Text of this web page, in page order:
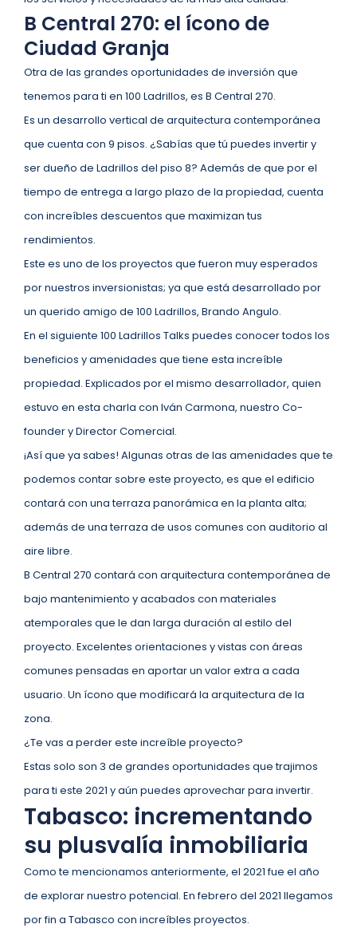
B Central 270: el ícono de
Ciudad Granja
Otra de las grandes oportunidades de inversión que
tenemos para ti en 100 Ladrillos, es B Central 270.
Es un desarrollo vertical de arquitectura contemporánea
que cuenta con 9 pisos. ¿Sabías que tú puedes invertir y
ser dueño de Ladrillos del piso 8? Además de que por el
tiempo de entrega a largo plazo de la propiedad, cuenta
con increíbles descuentos que maximizan tus
rendimientos.
Este es uno de los proyectos que fueron muy esperados
por nuestros inversionistas; ya que está desarrollado por
un querido amigo de 100 Ladrillos, Brando Angulo.
En el siguiente 100 Ladrillos Talks puedes conocer todos los
beneficios y amenidades que tiene esta increíble
propiedad. Explicados por el mismo desarrollador, quien
estuvo en esta charla con Iván Carmona, nuestro Co-
founder y Director Comercial.
¡Así que ya sabes! Algunas otras de las amenidades que te
podemos contar sobre este proyecto, es que el edificio
contará con una terraza panorámica en la planta alta;
además de una terraza de usos comunes con auditorio al
aire libre.
B Central 270 contará con arquitectura contemporánea de
bajo mantenimiento y acabados con materiales
atemporales que le dan larga duración al estilo del
proyecto. Excelentes orientaciones y vistas con áreas
comunes pensadas en aportar un valor extra a cada
usuario. Un ícono que modificará la arquitectura de la
zona.
¿Te vas a perder este increíble proyecto?
Estas solo son 3 de grandes oportunidades que trajimos
para ti este 2021 y aún puedes aprovechar para invertir.
Tabasco: incrementando
su plusvalía inmobiliaria
Como te mencionamos anteriormente, el 2021 fue el año
de explorar nuestro potencial. En febrero del 2021 llegamos
por fin a Tabasco con increíbles proyectos.